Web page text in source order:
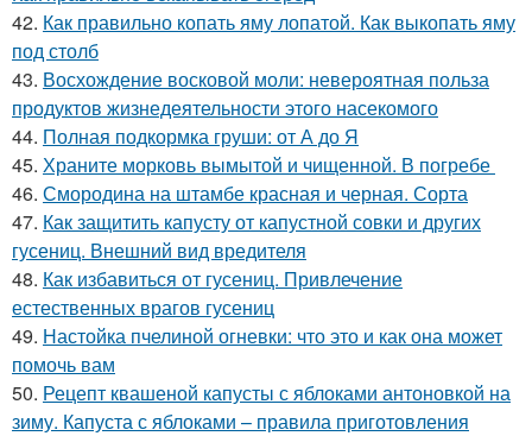
42. Как правильно копать яму лопатой. Как выкопать яму
под столб
43. Восхождение восковой моли: невероятная польза
продуктов жизнедеятельности этого насекомого
44. Полная подкормка груши: от А до Я
45. Храните морковь вымытой и чищенной. В погребе
46. Смородина на штамбе красная и черная. Сорта
47. Как защитить капусту от капустной совки и других
гусениц. Внешний вид вредителя
48. Как избавиться от гусениц. Привлечение
естественных врагов гусениц
49. Настойка пчелиной огневки: что это и как она может
помочь вам
50. Рецепт квашеной капусты с яблоками антоновкой на
зиму. Капуста с яблоками – правила приготовления